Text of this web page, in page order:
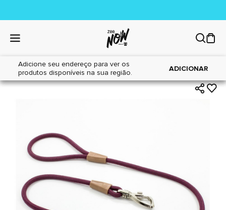
Adicione seu endereço para ver os
produtos disponíveis na sua região.
ADICIONAR
Home|Cães|Acessórios